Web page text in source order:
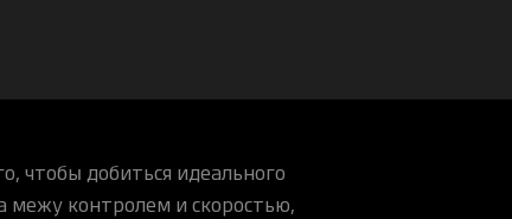
чтобы добиться идеального
межу контролем и скоростью,